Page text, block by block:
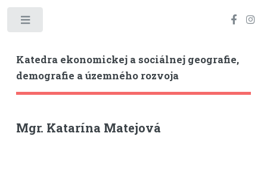
Katedra ekonomickej a sociálnej geografie,
demografie a územného rozvoja
Mgr. Katarína Matejová